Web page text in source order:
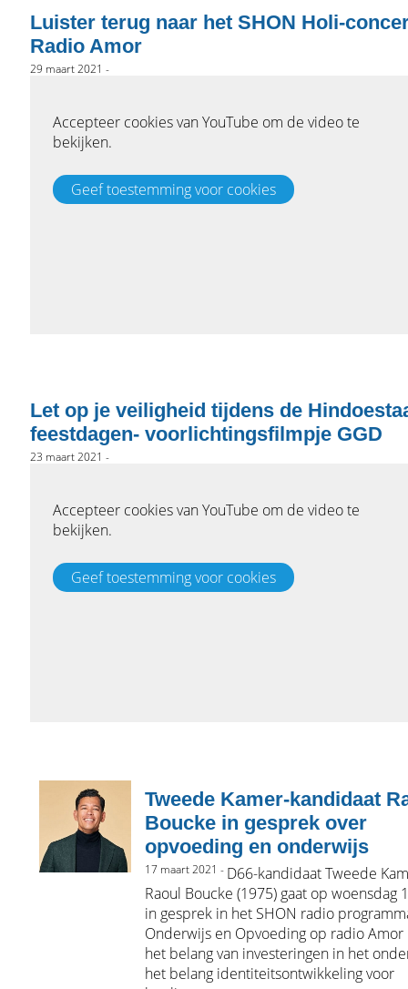
Luister terug naar het SHON Holi-
Radio Amor
29 maart 2021 -
Let op je veiligheid tijdens de
feestdagen- voorlichtingsfilmpje GGD
23 maart 2021 -
Tweede Kamer-kandidaat
Boucke in gesprek over
opvoeding en onderwijs
17 maart 2021 - D66-kandidaat Tweede
Raoul Boucke (1975) gaat op woensdag
in gesprek in het SHON radio
Onderwijs en Opvoeding op radio Amor
het belang van investeringen in het
het belang identiteitsontwikkeling voor